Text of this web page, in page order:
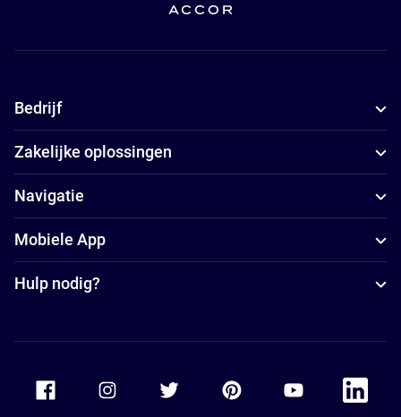
Bedrijf
Zakelijke oplossingen
Navigatie
Mobiele App
Hulp nodig?
Accor Youtube
Accor